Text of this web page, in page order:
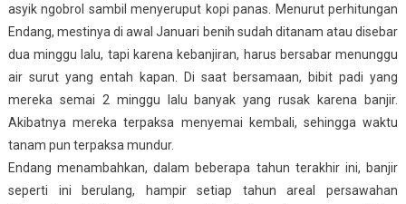
asyik ngobrol sambil menyeruput kopi panas. Menurut perhitungan
Endang, mestinya di awal Januari benih sudah ditanam atau disebar
dua minggu lalu, tapi karena kebanjiran, harus bersabar menunggu
air surut yang entah kapan. Di saat bersamaan, bibit padi yang
mereka semai 2 minggu lalu banyak yang rusak karena banjir.
Akibatnya mereka terpaksa menyemai kembali, sehingga waktu
tanam pun terpaksa mundur.
Endang menambahkan, dalam beberapa tahun terakhir ini, banjir
seperti ini berulang, hampir setiap tahun areal persawahan